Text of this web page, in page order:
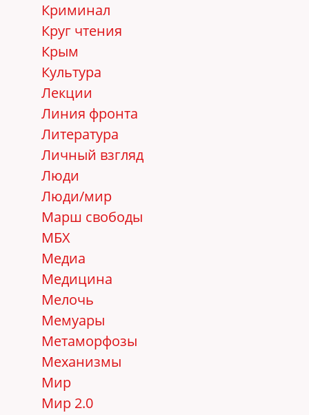
Криминал
Круг чтения
Крым
Культура
Лекции
Линия фронта
Литература
Личный взгляд
Люди
Люди/мир
Марш свободы
МБХ
Медиа
Медицина
Мелочь
Мемуары
Метаморфозы
Механизмы
Мир
Мир 2.0